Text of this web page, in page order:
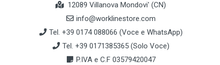
12089 Villanova Mondovi' (CN)
info@worklinestore.com
Tel. +39 0174 088066 (Voce e WhatsApp)
Tel. +39 0171385365 (Solo Voce)
P.IVA e C.F 03579420047